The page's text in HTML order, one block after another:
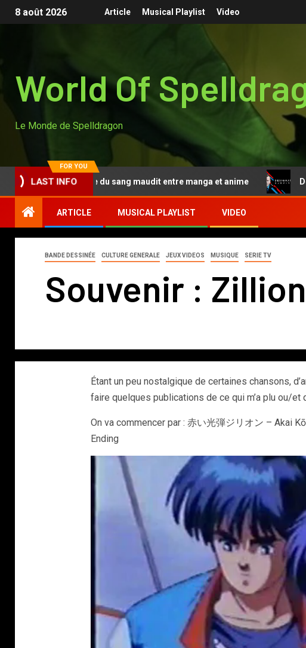
8 août 2026 Article Musical Playlist Video
World Of
Le Monde de Spelldragon
FOR YOU
LAST INFO
Anki, la légende du sang maudit entre manga et anime
ARTICLE MUSICAL PLAYLIST VIDEO
BANDE DESSINÉE CULTURE GENERALE JEUX VIDEOS MUSIQUE SERIE TV
Souvenir : Zillion
Étant un peu nostalgique de certaines chansons,
faire quelques publications de ce qui m’a plu ou/et
On va commencer par : 赤い光弾ジリオン – Akai
Ending